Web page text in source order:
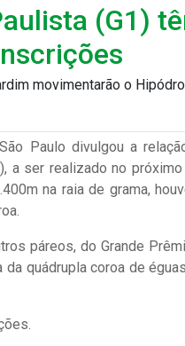
(G1)
movimentarão o
Paulo divulgou a
a ser realizado no
na raia de grama,
páreos, do Grande
quádrupla coroa de